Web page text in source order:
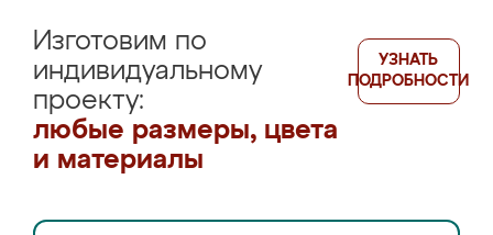
Изготовим по
индивидуальному
проекту:
любые размеры, цвета
и материалы
УЗНАТЬ
ПОДРОБНОСТИ